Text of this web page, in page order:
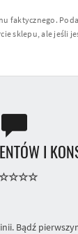
faktycznego.
sklepu, ale
I
Bądź